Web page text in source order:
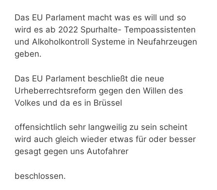
Das EU Parlament macht was es will und so
wird es ab 2022 Spurhalte- Tempoassistenten
und Alkoholkontroll Systeme in Neufahrzeugen
geben.
Das EU Parlament beschließt die neue
Urheberrechtsreform gegen den Willen des
Volkes und da es in Brüssel
offensichtlich sehr langweilig zu sein scheint
wird auch gleich wieder etwas für oder besser
gesagt gegen uns Autofahrer
beschlossen.